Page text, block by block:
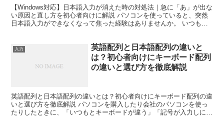
【Windows対応】日本語入力が消えた時の対処法｜急に「あ」が出な
い原因と直し方を初心者向けに解説 パソコンを使っていると、突然
日本語入力ができなくなって焦った経験はありませんか。 いつも通
入力
英語配列と日本語配列の違いと
は？初心者向けにキーボード配列
の違いと選び方を徹底解説
英語配列と日本語配列の違いとは？初心者向けにキーボード配列の違
いと選び方を徹底解説 パソコンを購入したり会社のパソコンを使っ
たりしたときに、「いつもとキーボードが違う」「記号が入力しにく